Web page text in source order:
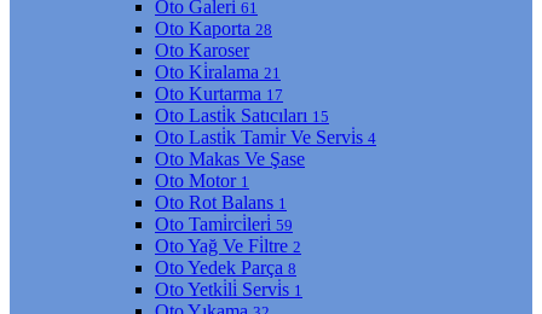
Oto Galeri̇ 61
Oto Kaporta 28
Oto Karoser
Oto Ki̇ralama 21
Oto Kurtarma 17
Oto Lasti̇k Satıcıları 15
Oto Lasti̇k Tami̇r Ve Servi̇s 4
Oto Makas Ve Şase
Oto Motor 1
Oto Rot Balans 1
Oto Tami̇rci̇leri̇ 59
Oto Yağ Ve Fi̇ltre 2
Oto Yedek Parça 8
Oto Yetki̇li̇ Servi̇s 1